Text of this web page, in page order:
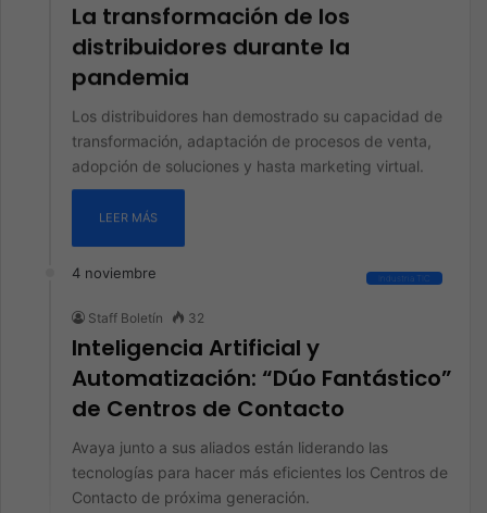
La transformación de los
distribuidores durante la
pandemia
Los distribuidores han demostrado su capacidad de
transformación, adaptación de procesos de venta,
adopción de soluciones y hasta marketing virtual.
LEER MÁS
4 noviembre Industria TIC
Staff Boletín 32
Inteligencia Artificial y
Automatización: “Dúo Fantástico”
de Centros de Contacto
Avaya junto a sus aliados están liderando las
tecnologías para hacer más eficientes los Centros de
Contacto de próxima generación.